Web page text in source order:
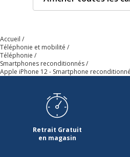
mémoire
Caractéristiques
Gamma
nits (HDR),
Caractéristiques
2ème caméra
arrière
Accueil
Téléphonie et mobilité
Téléphonie
Smartphones reconditionnés
Apple iPhone 12 - Smartphone
Retrait Gratuit
en magasin